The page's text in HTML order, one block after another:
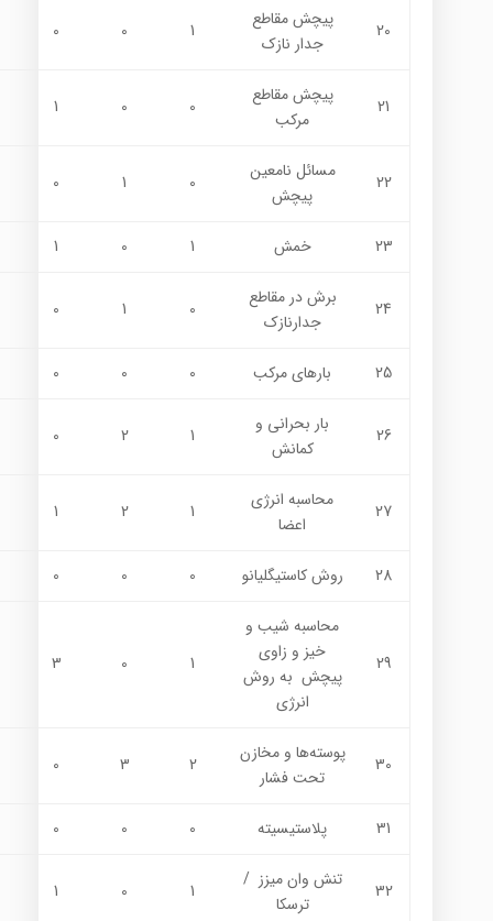
20
پيچش مقاطع
جدار نازك
1
0
0
21
پیچش مقاطع
مرکب
0
0
1
22
مسائل نامعین
پیچش
0
1
0
23 خمش 1
0
1
24
برش در مقاطع
جدارنازك
0
1
0
25 بارهاي مركب 0
0
0
26
بار بحرانی و
کمانش
1
2
0
27
محاسبه انرژي
اعضا
1
2
1
28 روش كاستيگليانو 0
0
0
29
محاسبه شیب و
خيز و زاوي
پيچش به روش
انرژی
1
0
3
30
پوسته‌ها و مخازن
تحت فشار
2
3
0
31 پلاستيسيته 0
0
0
32
تنش وان ميزز /
ترسکا
1
0
1